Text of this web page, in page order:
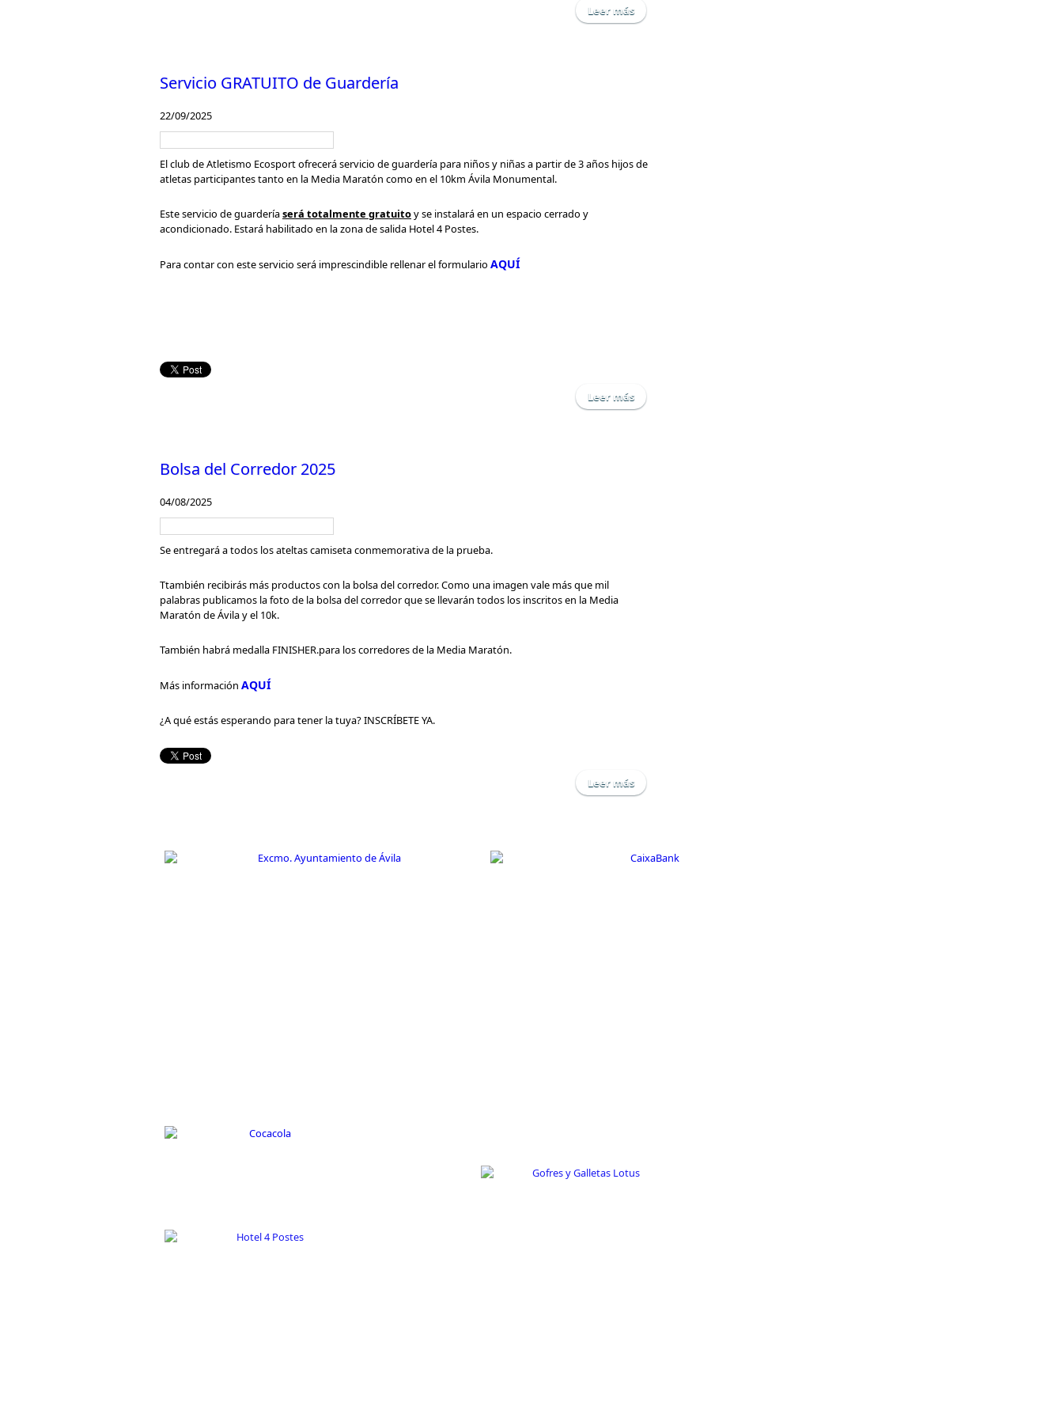
Leer más sobre Camiseta Media Maratón 2026
Servicio GRATUITO de Guardería
22/09/2025
El club de Atletismo Ecosport ofrecerá servicio de guardería para niños y niñas a partir de 3 años hijos de
atletas participantes tanto en la Media Maratón como en el 10km Ávila Monumental.
Este servicio de guarderíaserá totalmente gratuitoy se instalará en un espacio cerrado y
acondicionado. Estará habilitado en la zona de salida Hotel 4 Postes.
Para contar con este servicio será imprescindible rellenar el formulario AQUÍ
Leer más sobre Servicio GRATUITO de Guardería
Bolsa del Corredor 2025
04/08/2025
Se entregará a todos los ateltas camiseta conmemorativa de la prueba.
Ttambién recibirás más productos con la bolsa del corredor. Como una imagen vale más que mil
palabras publicamos la foto de la bolsa del corredor que se llevarán todos los inscritos en la Media
Maratón de Ávila y el 10k.
También habrá medalla FINISHER.para los corredores de la Media Maratón.
Más información AQUÍ
¿A qué estás esperando para tener la tuya? INSCRÍBETE YA.
Leer más sobre Bolsa del Corredor 2025